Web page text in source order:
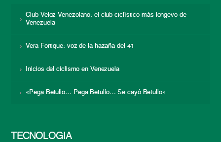
Club Veloz Venezolano: el club ciclístico más longevo de
Venezuela
Vera Fortique: voz de la hazaña del 41
Inicios del ciclismo en Venezuela
«Pega Betulio… Pega Betulio… Se cayó Betulio»
TECNOLOGÍA